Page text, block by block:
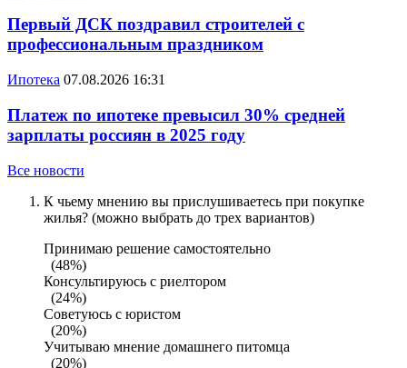
Первый ДСК поздравил строителей с
профессиональным праздником
Ипотека 07.08.2026 16:31
Платеж по ипотеке превысил 30% средней
зарплаты россиян в 2025 году
Все новости
К чьему мнению вы прислушиваетесь при покупке
жилья? (можно выбрать до трех вариантов)
Принимаю решение самостоятельно
(48%)
Консультируюсь с риелтором
(24%)
Советуюсь с юристом
(20%)
Учитываю мнение домашнего питомца
(20%)